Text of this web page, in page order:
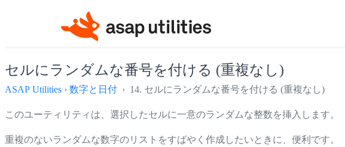
セルにランダムな番号を付ける (重複なし)
ASAP Utilities › 数字と日付 › 14. セルにランダムな番号を付ける (重複なし)
このユーティリティは、選択したセルに一意のランダムな整数を挿入します。
重複のないランダムな数字のリストをすばやく作成したいときに、便利です。